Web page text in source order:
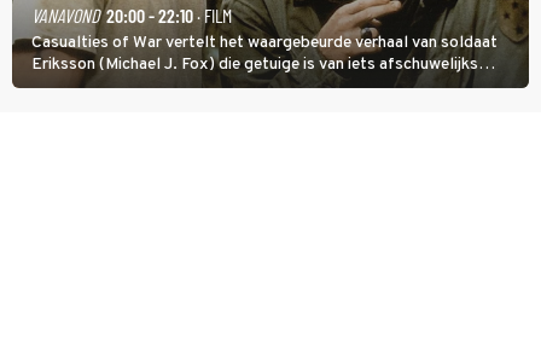
VANAVOND 20:00 - 22:10· FILM
Casualties of War vertelt het waargebeurde verhaal van soldaat
Eriksson (Michael J. Fox) die getuige is van iets afschuwelijks
tijdens de Vietnamoorlog. Hij besluit uit de school te klappen.